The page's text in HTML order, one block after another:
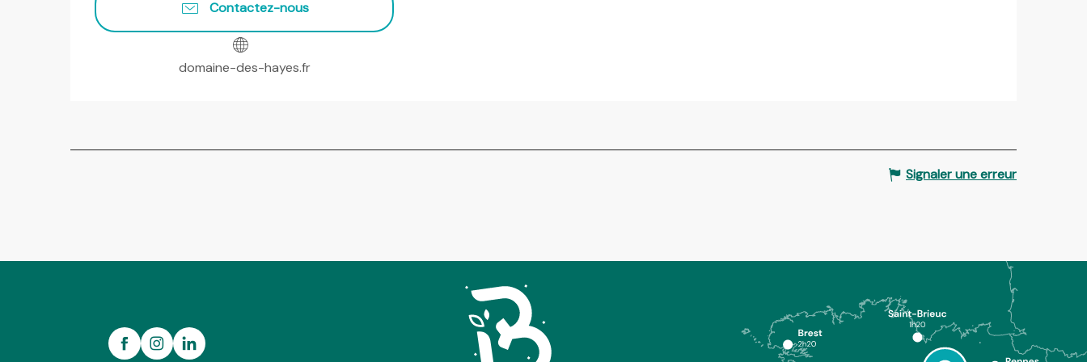
Contactez-nous
domaine-des-hayes.fr
Signaler une erreur